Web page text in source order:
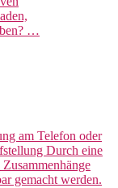
…
am Telefon oder
Durch eine
gemacht werden.